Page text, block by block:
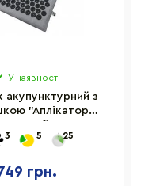
У наявності
акупунктурний з
"Аплікатор
GB
3 5 25
грн.